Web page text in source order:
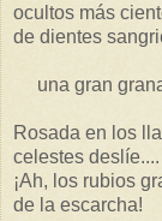
ocultos más
de dientes
una gran
Rosada en los
celestes deslíe....
¡Ah, los rubios
de la escarcha!